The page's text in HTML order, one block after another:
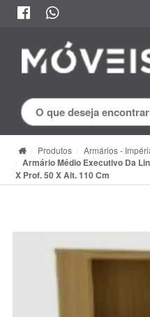
Produtos Armários -
Armário Médio Executivo Da
X Prof. 50 X Alt. 110 Cm